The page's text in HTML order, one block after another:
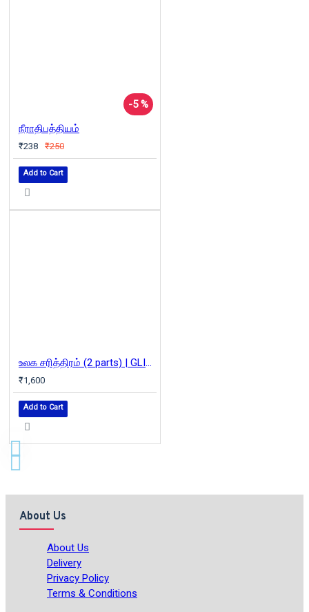
-5 %
நீராதிபத்தியம்
₹238 ₹250
Add to Cart
உலக சரித்திரம் (2 parts) | GLIMPSES OF WORLD HISTORY
₹1,600
Add to Cart
About Us
About Us
Delivery
Privacy Policy
Terms & Conditions